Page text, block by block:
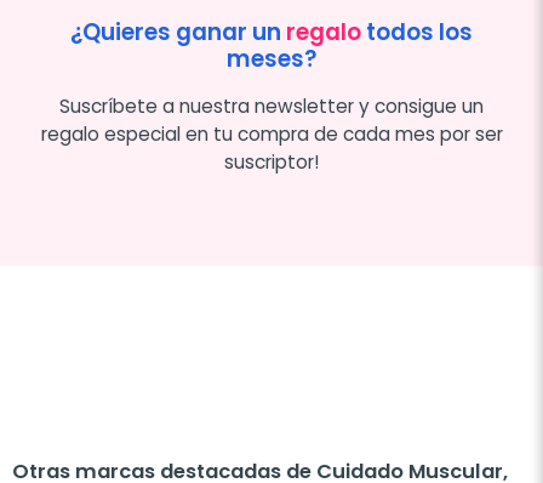
¿Quieres ganar un regalotodos los
meses?
Suscríbete a nuestra newsletter y consigue un
regalo especial en tu compra de cada mes por ser
suscriptor!
Otras marcas destacadas de Cuidado Muscular,